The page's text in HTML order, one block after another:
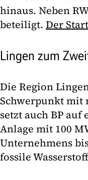
hinaus. Neben
beteiligt. Der
Lingen zum
Die Region
Schwerpunkt mit
setzt auch BP
Anlage mit 100
Unternehmens
fossile